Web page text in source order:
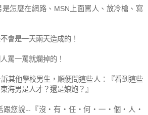
怎麼在網路、MSN上面罵人、放冷槍、寫
會是一天兩天造成的！
罵一罵就爛掉的！
其他學校男生，順便問這些人：『看到這些
海男是人才？還是娘炮？』
跟您說--『沒‧有‧任‧何‧一‧個‧人‧